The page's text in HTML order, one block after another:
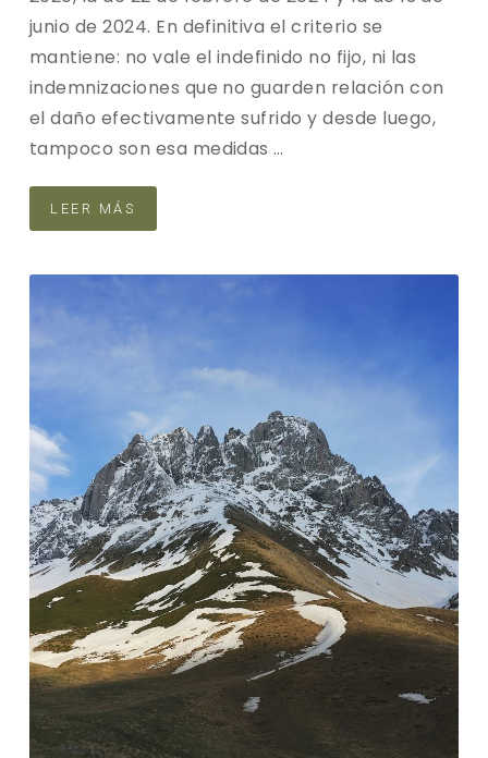
junio de 2024. En definitiva el criterio se
mantiene: no vale el indefinido no fijo, ni las
indemnizaciones que no guarden relación con
el daño efectivamente sufrido y desde luego,
tampoco son esa medidas …
LEER MÁS